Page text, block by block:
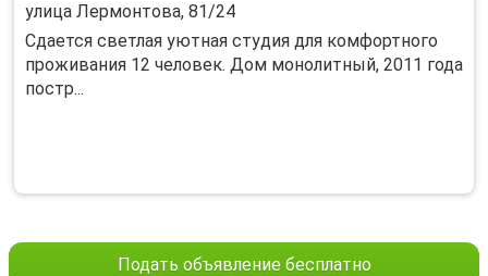
улица Лермонтова, 81/24
Сдается светлая уютная студия для комфортного
проживания 12 человек. Дом монолитный, 2011 года
постр...
Подать объявление бесплатно